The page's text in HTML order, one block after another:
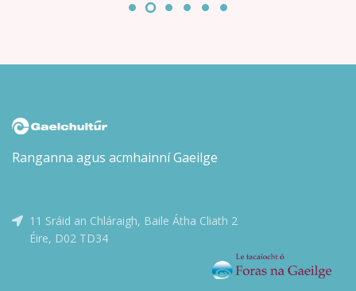
ag Alice Oseman. Aistrithe ag Eoin McEvoy.
Ranganna agus acmhainní Gaeilge
11 Sráid an Chláraigh, Baile Átha Cliath 2
Éire, D02 TD34